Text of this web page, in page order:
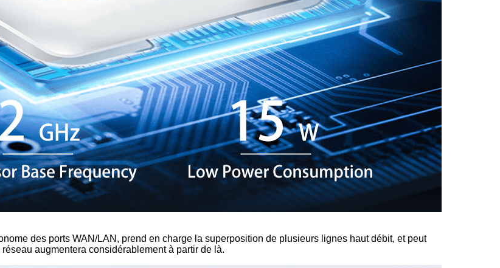
des ports WAN/LAN, prend en charge la superposition de plusieurs lignes haut débit, et peut
augmentera considérablement à partir de là.